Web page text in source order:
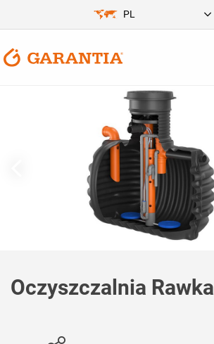
PL
Oczyszczalnia Rawka